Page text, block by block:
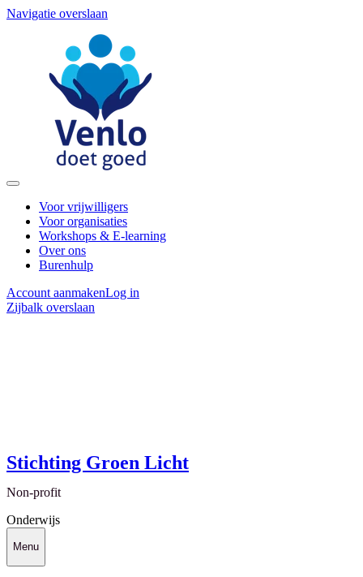
Navigatie overslaan
Voor vrijwilligers
Voor organisaties
Workshops & E-learning
Over ons
Burenhulp
Account aanmakenLog in
Zijbalk overslaan
Stichting Groen Licht
Non-profit
Onderwijs
Menu